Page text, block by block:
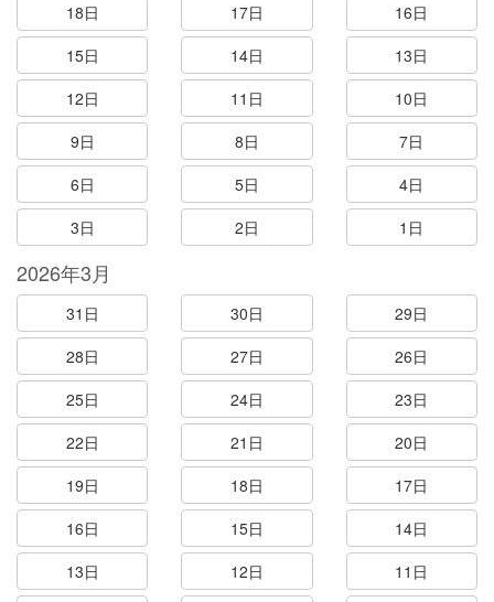
18日
17日
16日
15日
14日
13日
12日
11日
10日
9日
8日
7日
6日
5日
4日
3日
2日 1日
2026年3月
31日 30日
29日
28日
27日
26日
25日
24日
23日
22日
21日
20日
19日
18日
17日
16日
15日
14日
13日
12日
11日